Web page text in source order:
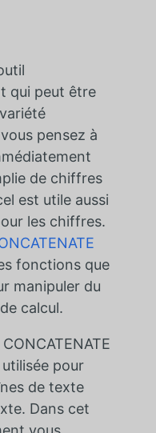
qui peut être
pensez à
de chiffres
est utile aussi
les chiffres.
fonctions que
manipuler du
calcul.
pour
de texte
Dans cet